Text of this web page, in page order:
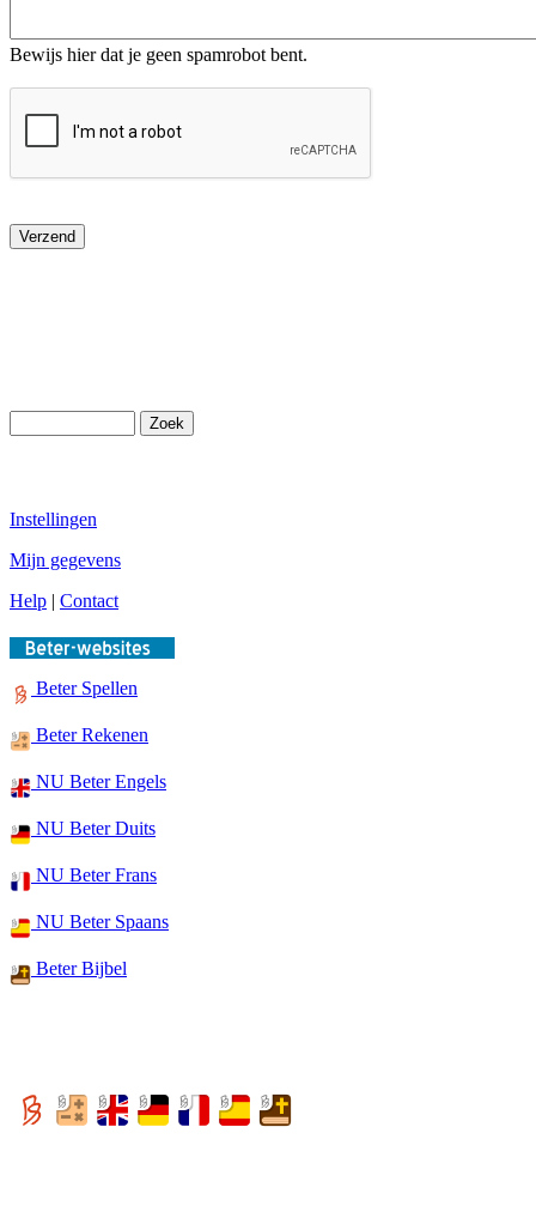
Bewijs hier dat je geen spamrobot bent.
Instellingen
Mijn gegevens
Help | Contact
Beter Spellen
Beter Rekenen
NU Beter Engels
NU Beter Duits
NU Beter Frans
NU Beter Spaans
Beter Bijbel